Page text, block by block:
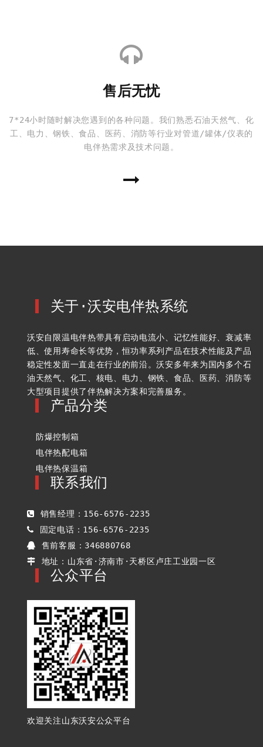
售后无忧
7*24小时随时解决您遇到的各种问题。我们熟悉石油天然气、化
工、电力、钢铁、食品、医药、消防等行业对管道/罐体/仪表的
电伴热需求及技术问题。
关于·沃安电伴热系统
沃安自限温电伴热带具有启动电流小、记忆性能好、衰减率
低、使用寿命长等优势，恒功率系列产品在技术性能及产品
稳定性发面一直走在行业的前沿。沃安多年来为国内多个石
油天然气、化工、核电、电力、钢铁、食品、医药、消防等
大型项目提供了伴热解决方案和完善服务。
产品分类
防爆控制箱
电伴热配电箱
电伴热保温箱
联系我们
销售经理：156-6576-2235
固定电话：156-6576-2235
售前客服：346880768
地址：山东省·济南市·天桥区卢庄工业园一区
公众平台
欢迎关注山东沃安公众平台